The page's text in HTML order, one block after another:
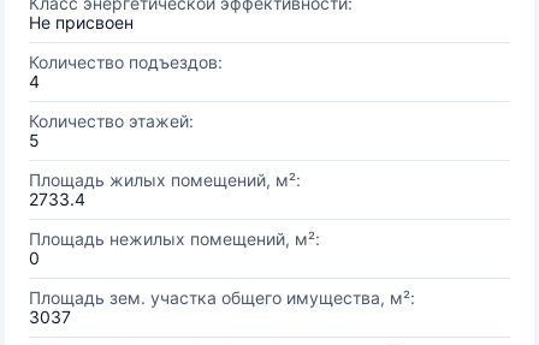
Не присвоен
Количество подъездов:
4
Количество этажей:
5
Площадь жилых помещений, м²:
2733.4
Площадь нежилых помещений, м²:
0
Площадь зем. участка общего имущества, м²:
3037